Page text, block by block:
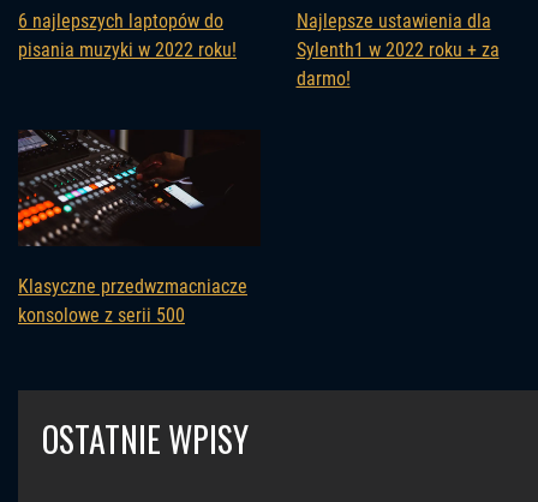
6 najlepszych laptopów do
pisania muzyki w 2022 roku!
Najlepsze ustawienia dla
Sylenth1 w 2022 roku + za
darmo!
Klasyczne przedwzmacniacze
konsolowe z serii 500
OSTATNIE WPISY